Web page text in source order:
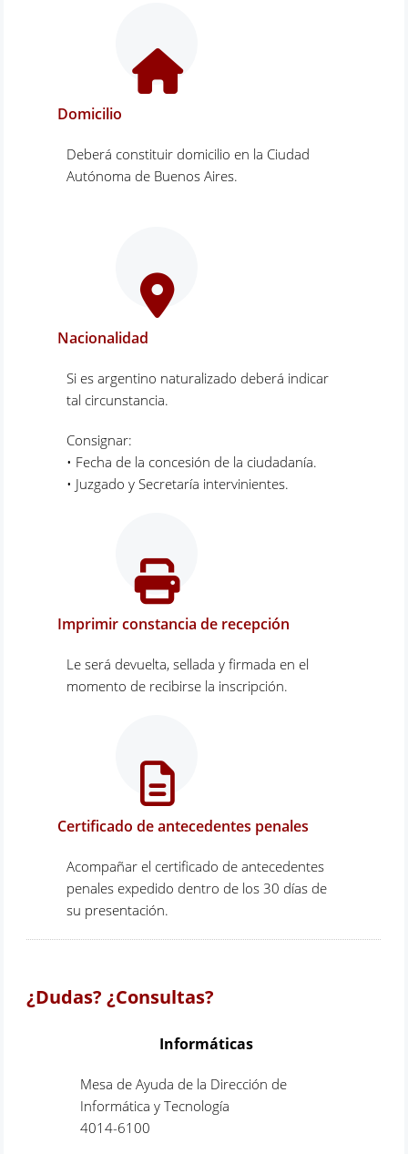
Domicilio
Deberá constituir domicilio en la Ciudad
Autónoma de Buenos Aires.
Nacionalidad
Si es argentino naturalizado deberá indicar
tal circunstancia.
Consignar:
• Fecha de la concesión de la ciudadanía.
• Juzgado y Secretaría intervinientes.
Imprimir constancia de recepción
Le será devuelta, sellada y firmada en el
momento de recibirse la inscripción.
Certificado de antecedentes penales
Acompañar el certificado de antecedentes
penales expedido dentro de los 30 días de
su presentación.
¿Dudas? ¿Consultas?
Informáticas
Mesa de Ayuda de la Dirección de
Informática y Tecnología
4014-6100